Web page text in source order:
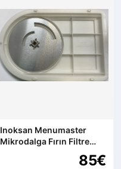
Inoksan Menumaster
Mikrodalga Fırın Filtre
85€